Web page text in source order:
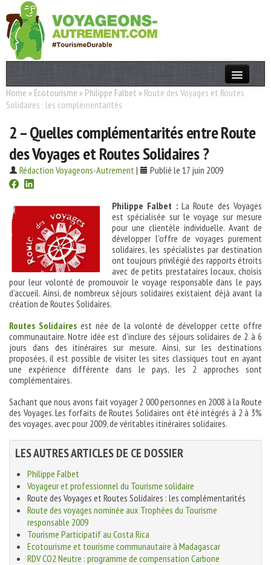
Actualités
Destinations
Acteurs
Thèmes
OK
Home » Écotourisme » Philippe Falbet » Route des Voyages et Routes
Solidaires : les complémentarités
2 – Quelles complémentarités entre Route
des Voyages et Routes Solidaires ?
Rédaction Voyageons-Autrement| Publié le 17 juin 2009
Philippe Falbet : La Route des Voyages
est spécialisée sur le voyage sur mesure
pour une clientèle individuelle. Avant de
développer l’offre de voyages purement
solidaires, les spécialistes par destination
ont toujours privilégié des rapports étroits
avec de petits prestataires locaux, choisis
pour leur volonté de promouvoir le voyage responsable dans le pays
d’accueil. Ainsi, de nombreux séjours solidaires existaient déjà avant la
création de Routes Solidaires.
Routes Solidaires est née de la volonté de développer cette offre
communautaire. Notre idée est d’inclure des séjours solidaires de 2 à 6
jours dans des itinéraires sur mesure. Ainsi, sur les destinations
proposées, il est possible de visiter les sites classiques tout en ayant
une expérience différente dans le pays, les 2 approches sont
complémentaires.
Sachant que nous avons fait voyager 2 000 personnes en 2008 à la Route
des Voyages. Les forfaits de Routes Solidaires ont été intégrés à 2 à 3%
des voyages, avec pour 2009, de véritables itinéraires solidaires.
LES AUTRES ARTICLES DE CE DOSSIER
Philippe Falbet
Voyageur et professionnel du Tourisme solidaire
Route des Voyages et Routes Solidaires : les complémentarités
Route des voyages nominée aux Trophées du Tourisme
responsable 2009
Tourisme Participatif au Costa Rica
Ecotourisme et tourisme communautaire à Madagascar
RDV CO2 Neutre : programme de compensation Carbone